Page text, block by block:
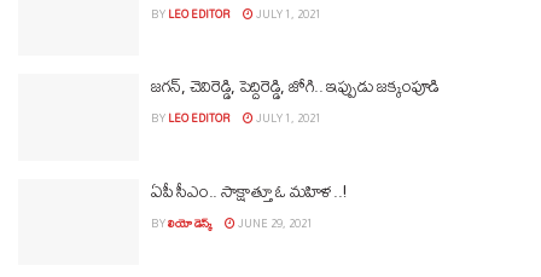
BYLEO EDITOR JULY 1, 2021
జ‌గ‌న్, చెవిరెడ్డి, పెద్దిరెడ్డి, జోగి.. ఇప్పుడు జ‌క్కంపూడి
BYLEO EDITOR JULY 1, 2021
ఏపీ సీఎం.. సాక్షాత్తూ ఓ మహిళ..!
BYలియో డెస్క్ JUNE 29, 2021